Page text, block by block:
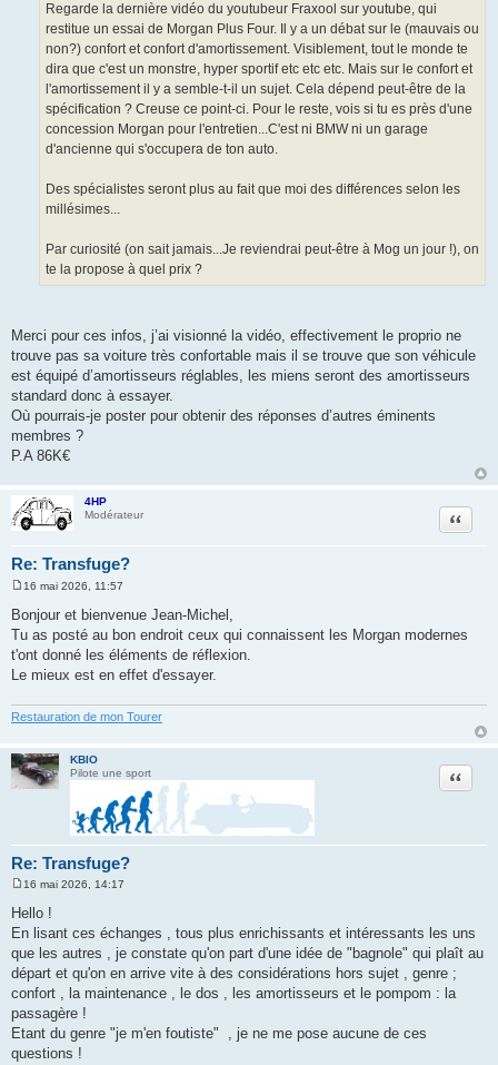
Regarde la dernière vidéo du youtubeur Fraxool sur youtube, qui
restitue un essai de Morgan Plus Four. Il y a un débat sur le (mauvais ou
non?) confort et confort d'amortissement. Visiblement, tout le monde te
dira que c'est un monstre, hyper sportif etc etc etc. Mais sur le confort et
l'amortissement il y a semble-t-il un sujet. Cela dépend peut-être de la
spécification ? Creuse ce point-ci. Pour le reste, vois si tu es près d'une
concession Morgan pour l'entretien...C'est ni BMW ni un garage
d'ancienne qui s'occupera de ton auto.
Des spécialistes seront plus au fait que moi des différences selon les
millésimes...
Par curiosité (on sait jamais...Je reviendrai peut-être à Mog un jour !), on
te la propose à quel prix ?
Merci pour ces infos, j’ai visionné la vidéo, effectivement le proprio ne
trouve pas sa voiture très confortable mais il se trouve que son véhicule
est équipé d’amortisseurs réglables, les miens seront des amortisseurs
standard donc à essayer.
Où pourrais-je poster pour obtenir des réponses d’autres éminents
membres ?
P.A 86K€
4HP
Modérateur
Re: Transfuge?
Citation
s
s
g
e
16 mai 2026, 11:57
Bonjour et bienvenue Jean-Michel,
Tu as posté au bon endroit ceux qui connaissent les Morgan modernes
t'ont donné les éléments de réflexion.
Le mieux est en effet d'essayer.
Restauration de mon Tourer
KBIO
Pilote une sport
Re: Transfuge?
Citation
e
s
s
g
e
16 mai 2026, 14:17
Hello !
En lisant ces échanges , tous plus enrichissants et intéressants les uns
que les autres , je constate qu'on part d'une idée de "bagnole" qui plaît au
départ et qu'on en arrive vite à des considérations hors sujet , genre ;
confort , la maintenance , le dos , les amortisseurs et le pompom : la
passagère !
Etant du genre "je m'en foutiste" , je ne me pose aucune de ces
questions !